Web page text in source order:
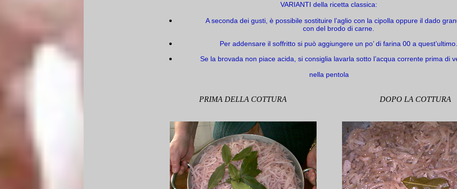
VARIANTI della ricetta classica:
A seconda dei gusti, è possibile sostituire l’aglio con la cipolla oppure il dado
con del brodo di carne.
Per addensare il soffritto si può aggiungere un po’ di farina 00 a quest’ultimo.
Se la brovada non piace acida, si consiglia lavarla sotto l’acqua corrente prima di
nella pentola
PRIMA DELLA COTTURA DOPO LA COTTURA